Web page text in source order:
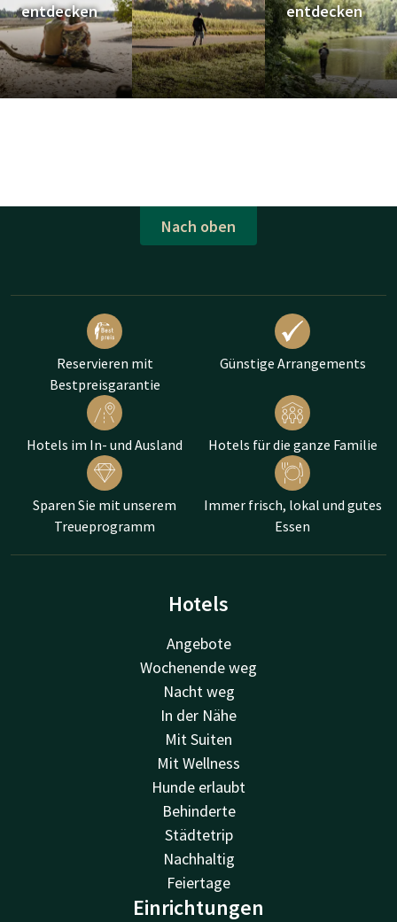
entdecken
entdecken
Nach oben
Reservieren mit
Bestpreisgarantie
Günstige Arrangements
Hotels im In- und Ausland Hotels für die ganze Familie
Sparen Sie mit unserem
Treueprogramm
Immer frisch, lokal und gutes
Essen
Hotels
Angebote
Wochenende weg
Nacht weg
In der Nähe
Mit Suiten
Mit Wellness
Hunde erlaubt
Behinderte
Städtetrip
Nachhaltig
Feiertage
Einrichtungen